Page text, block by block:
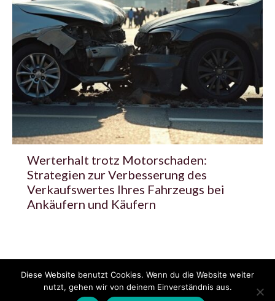
Werterhalt trotz Motorschaden:
Strategien zur Verbesserung des
Verkaufswertes Ihres Fahrzeugs bei
Ankäufern und Käufern
© 2020 - 2025 Copyright - KFZzeitung.com
Diese Website benutzt Cookies. Wenn du die Website weiter
nutzt, gehen wir von deinem Einverständnis aus.